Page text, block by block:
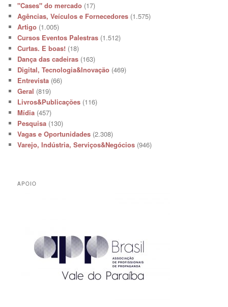
"Cases" do mercado (17)
Agências, Veículos e Fornecedores (1.575)
Artigo (1.005)
Cursos Eventos Palestras (1.512)
Curtas. E boas! (18)
Dança das cadeiras (163)
Digital, Tecnologia&Inovação (469)
Entrevista (66)
Geral (819)
Livros&Publicações (116)
Mídia (457)
Pesquisa (130)
Vagas e Oportunidades (2.308)
Varejo, Indústria, Serviços&Negócios (946)
APOIO